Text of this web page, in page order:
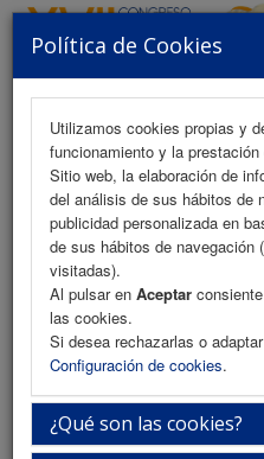
Política de Cookies
Utilizamos cookies propias y
funcionamiento y la
Sitio web, la elaboración de
del análisis de sus hábitos de
publicidad personalizada en
de sus hábitos de navegación
visitadas).
Al pulsar en Aceptar
las cookies.
Si desea rechazarlas o
Configuración de cookies.
¿Qué son las cookies?
MENU
Programa Científico
Programa Científico (PDF)
Cronograma Programa Científico
Normativa comunicaciones
Envío de comunicaciones
Descargar normativa